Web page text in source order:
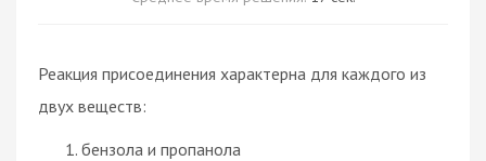
Реакция присоединения характерна для каждого из
двух веществ:
бензола и пропанола